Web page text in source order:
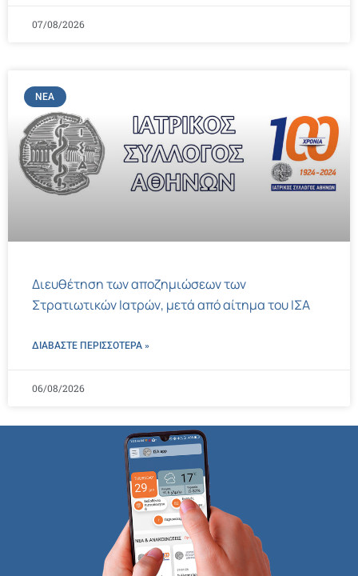
07/08/2026
ΝΈΑ
Διευθέτηση των αποζημιώσεων των
Στρατιωτικών Ιατρών, μετά από αίτημα του ΙΣΑ
ΔΙΑΒΑΣΤΕ ΠΕΡΙΣΣΌΤΕΡΑ »
06/08/2026